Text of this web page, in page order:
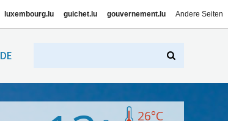
luxembourg.lu guichet.lu gouvernement.lu Andere Seiten
DE
26°C